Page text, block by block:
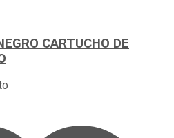
CARTUCHO DE